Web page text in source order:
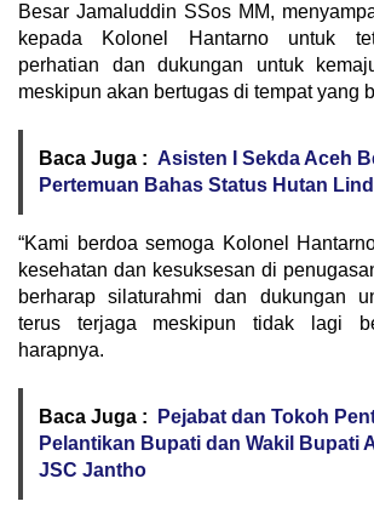
Besar Jamaluddin SSos MM,
kepada Kolonel Hantarno untuk
perhatian dan dukungan untuk
meskipun akan bertugas di tempat yang
Baca Juga : Asisten I Sekda Aceh
Pertemuan Bahas Status Hutan
“Kami berdoa semoga Kolonel
kesehatan dan kesuksesan di
berharap silaturahmi dan dukungan
terus terjaga meskipun tidak lagi
harapnya.
Baca Juga :
Pejabat dan Tokoh
Pelantikan Bupati dan Wakil Bupati
JSC Jantho